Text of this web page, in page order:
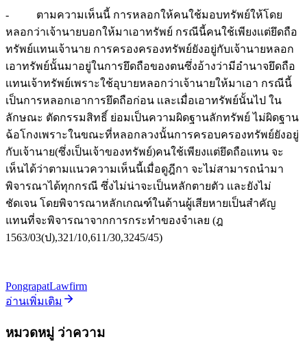
- ตามความเห็นนี้ การหลอกให้คนใช้มอบทรัพย์ให้โดย
หลอกว่าเจ้านายบอกให้มาเอาทรัพย์ กรณีนี้คนใช้เพียงเเต่ยึดถือ
ทรัพย์เเทนเจ้านาย การครองครองทรัพย์ยังอยู่กับเจ้านายหลอก
เอาทรัพย์นั้นมาอยู่ในการยึดถือของตนซึ่งอ้างว่ามีอำนาจยึดถือ
เเทนเจ้าทรัพย์เพราะใช้อุบายหลอกว่าเจ้านายให้มาเอา กรณีนี้
เป็นการหลอกเอาการยึดถือก่อน เเละเมื่อเอาทรัพย์นั้นไป ใน
ลักษณะ ตัดกรรมสิทธิ์ ย่อมเป็นความผิดฐานลักทรัพย์ ไม่ผิดฐาน
ฉ้อโกงเพราะในขณะที่หลอกลวงนั้นการครอบครองทรัพย์ยังอยู่
กับเจ้านาย(ซึ่งเป็นเจ้าของทรัพย์)คนใช้เพียงเเต่ยึดถือเเทน จะ
เห็นได้ว่าตามเเนวความเห็นนี้เมื่อดูฎีกา จะไม่สามารถนำมา
พิจารณาได้ทุกกรณี ซึ่งไม่น่าจะเป็นหลักตายตัว เเละยังไม่
ชัดเจน โดยพิจารณาหลักเกณฑ์ในด้านผู้เสียหายเป็นสำคัญ
แทนที่จะพิจารณาจากการกระทำของจำเลย (ฎ
1563/03(ป),321/10,611/30,3245/45)
PongrapatLawfirm
อ่านเพิ่มเติม
หมวดหมู่ ว่าความ